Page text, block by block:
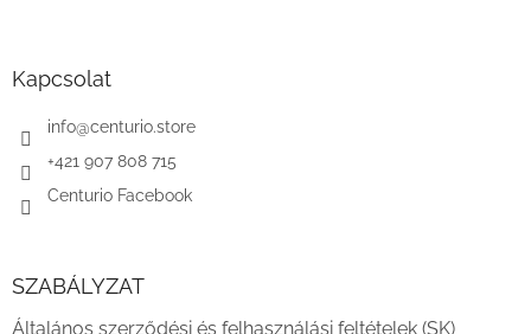
Kapcsolat
info@centurio.store
+421 907 808 715
Centurio Facebook
SZABÁLYZAT
Általános szerződési és felhasználási feltételek (SK)